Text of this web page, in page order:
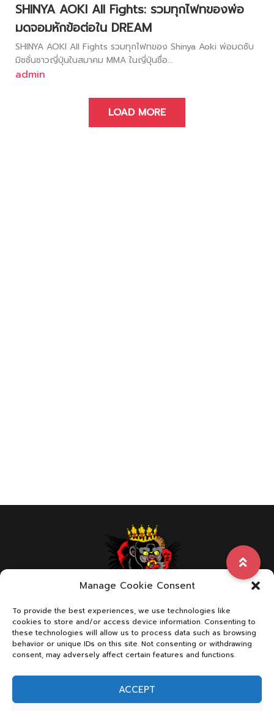
Manage Cookie Consent
To provide the best experiences, we use technologies like
cookies to store and/or access device information. Consenting to
these technologies will allow us to process data such as browsing
behavior or unique IDs on this site. Not consenting or withdrawing
consent, may adversely affect certain features and functions.
ACCEPT
SHINYA AOKI All Fights: รวมทุกไฟทของพ่อ
มดจอมหักข้อต่อใน DREAM
SHINYA AOKI All Fights รวมทุกไฟทของ Shinya Aoki พ่อมดซับ
มิชชั่นชาวญี่ปุ่นในสมาคม MMA ในญี่ปุ่นชื่อ...
admin
LOAD MORE
ABOUT US
We are a page with dedication in combat sports
FistfightDrama@gmail.com